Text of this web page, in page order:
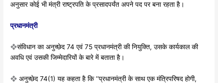
अनुसार काेईभी मंत्री राष्ट्रपति के प्रसादपर्यंत अपने पद पर बना रहता है।
प्रधानमंत्री
❖संविधान का अनुच्छेद 74 एवं 75 प्रधानमंत्री कीनियुक्ति, उसके कार्यकाल की
अवधि एवं उसकीजिम्मेदारियों के बारे में बताता है।
❖ अनुच्छेद 74(1) यह कहता है कि‘‘प्रधानमंत्री के साथ एक मंत्रिपरिषद होगी,